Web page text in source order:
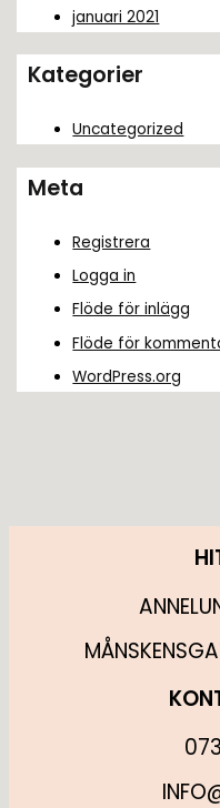
januari 2021
Kategorier
Uncategorized
Meta
Registrera
Logga in
Flöde för inlägg
Flöde för
WordPress.org